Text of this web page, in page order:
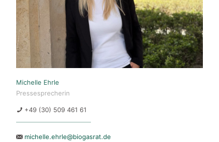
Michelle Ehrle
Pressesprecherin
+49 (30) 509 461 61
michelle.ehrle@biogasrat.de